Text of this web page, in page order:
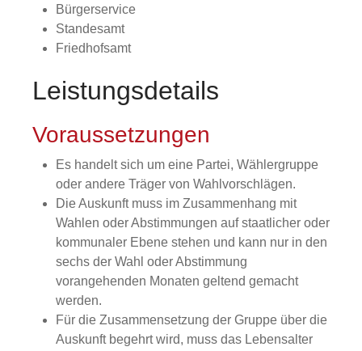
Bürgerservice
Standesamt
Friedhofsamt
Leistungsdetails
Voraussetzungen
Es handelt sich um eine Partei, Wählergruppe
oder andere Träger von Wahlvorschlägen.
Die Auskunft muss im Zusammenhang mit
Wahlen oder Abstimmungen auf staatlicher oder
kommunaler Ebene stehen und kann nur in den
sechs der Wahl oder Abstimmung
vorangehenden Monaten geltend gemacht
werden.
Für die Zusammensetzung der Gruppe über die
Auskunft begehrt wird, muss das Lebensalter